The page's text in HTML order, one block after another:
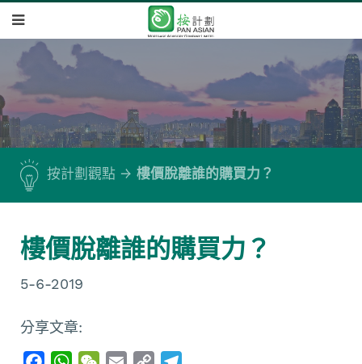
按計劃觀點 樓價脫離誰的購買力？
樓價脫離誰的購買力？
5-6-2019
分享文章: